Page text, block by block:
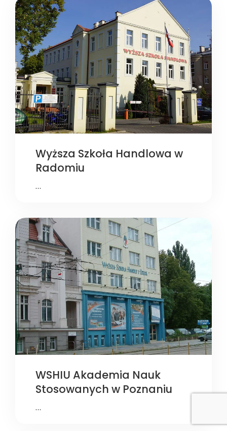
Wyższa Szkoła Handlowa w
Radomiu
…
WSHIU Akademia Nauk
Stosowanych w Poznaniu
…